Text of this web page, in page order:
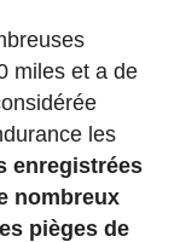
miles et a de
les
enregistrées
nombreux
pièges de